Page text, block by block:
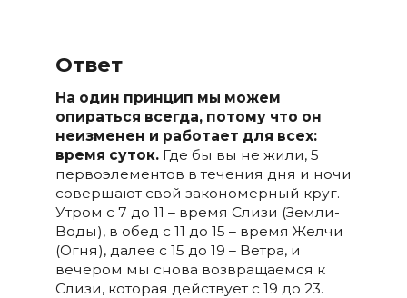
Ответ
На один принцип мы можем
опираться всегда, потому что он
неизменен и работает для всех:
время суток.Где бы вы не жили, 5
первоэлементов в течения дня и ночи
совершают свой закономерный круг.
Утром с 7 до 11 – время Слизи (Земли-
Воды), в обед с 11 до 15 – время Желчи
(Огня), далее с 15 до 19 – Ветра, и
вечером мы снова возвращаемся к
Слизи, которая действует с 19 до 23.